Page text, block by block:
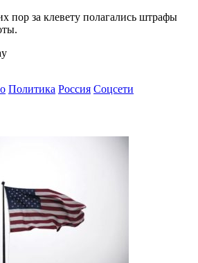
пор за клевету полагались штрафы
Политика Россия Соцсети